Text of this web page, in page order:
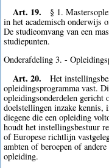
Art. 19.
§ 1.
in het academisch onderwijs
De studieomvang van een
studiepunten.
Onderafdeling 3. -
Art. 20.
Het
opleidingsprogramma vast.
opleidingsonderdelen gericht
doelstellingen inzake kennis,
diegene die een opleiding
houdt het instellingsbestuur
of Europese richtlijn
ambten of beroepen of
opleiding.